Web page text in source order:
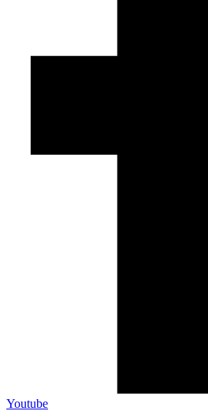
Youtube